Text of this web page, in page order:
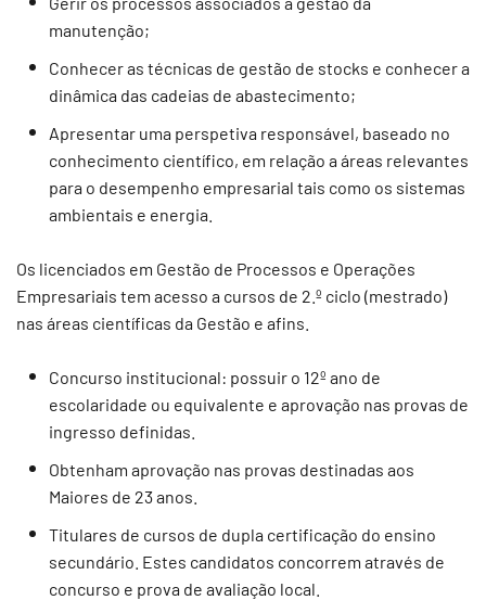
manutenção;
Conhecer as técnicas de gestão de stocks e conhecer a
dinâmica das cadeias de abastecimento;
Apresentar uma perspetiva responsável, baseado no
conhecimento científico, em relação a áreas relevantes
para o desempenho empresarial tais como os sistemas
ambientais e energia.
Os licenciados em Gestão de Processos e Operações
Empresariais tem acesso a cursos de 2.º ciclo (mestrado)
nas áreas científicas da Gestão e afins.
Concurso institucional: possuir o 12º ano de
escolaridade ou equivalente e aprovação nas provas de
ingresso definidas.
Obtenham aprovação nas provas destinadas aos
Maiores de 23 anos.
Titulares de cursos de dupla certificação do ensino
secundário. Estes candidatos concorrem através de
concurso e prova de avaliação local.